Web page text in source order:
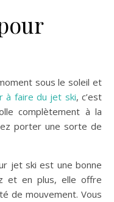
sous le soleil et
à faire du jet ski, c’est
complètement à la
porter une sorte de
jet ski est une bonne
et en plus, elle offre
de mouvement. Vous